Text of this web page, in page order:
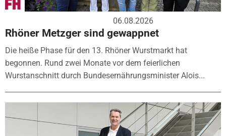
06.08.2026
Rhöner Metzger sind gewappnet
Die heiße Phase für den 13. Rhöner Wurstmarkt hat
begonnen. Rund zwei Monate vor dem feierlichen
Wurstanschnitt durch Bundesernährungsminister Alois...